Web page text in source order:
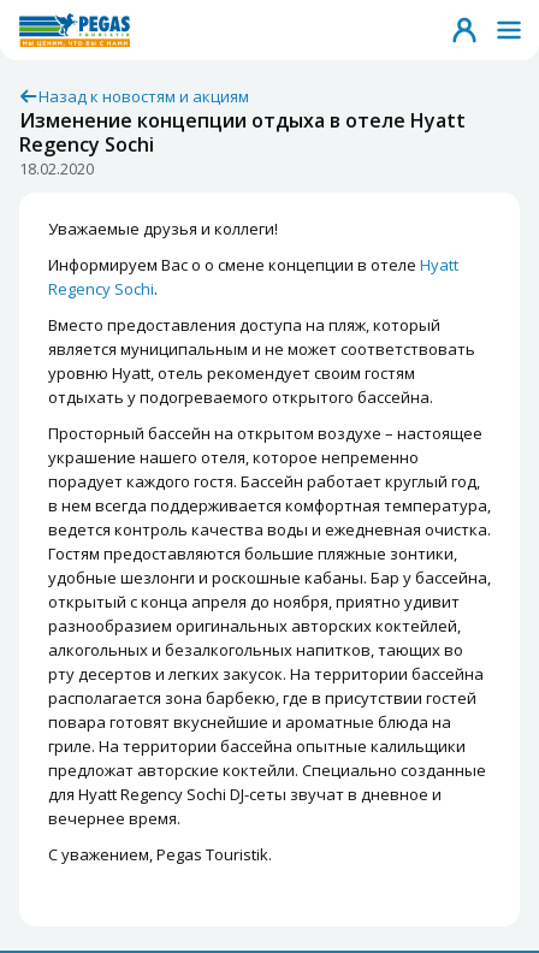
Назад к новостям и акциям
Изменение концепции отдыха в отеле Hyatt
Regency Sochi
18.02.2020
Уважаемые друзья и коллеги!
Информируем Вас о о смене концепции в отеле Hyatt
Regency Sochi.
Вместо предоставления доступа на пляж, который
является муниципальным и не может соответствовать
уровню Hyatt, отель рекомендует своим гостям
отдыхать у подогреваемого открытого бассейна.
Просторный бассейн на открытом воздухе – настоящее
украшение нашего отеля, которое непременно
порадует каждого гостя. Бассейн работает круглый год,
в нем всегда поддерживается комфортная температура,
ведется контроль качества воды и ежедневная очистка.
Гостям предоставляются большие пляжные зонтики,
удобные шезлонги и роскошные кабаны. Бар у бассейна,
открытый с конца апреля до ноября, приятно удивит
разнообразием оригинальных авторских коктейлей,
алкогольных и безалкогольных напитков, тающих во
рту десертов и легких закусок. На территории бассейна
располагается зона барбекю, где в присутствии гостей
повара готовят вкуснейшие и ароматные блюда на
гриле. На территории бассейна опытные калильщики
предложат авторские коктейли. Специально созданные
для Hyatt Regency Sochi DJ-сеты звучат в дневное и
вечернее время.
С уважением, Pegas Touristik.